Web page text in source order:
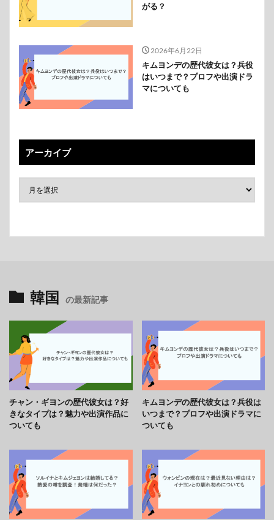
がる？
2026年6月22日
キムヨンデの歴代彼女は？兵役
はいつまで？プロフや出演ドラ
マについても
アーカイブ
韓国 の最新記事
チャン・ギヨンの歴代彼女は？好
きなタイプは？魅力や出演作品に
ついても
キムヨンデの歴代彼女は？兵役は
いつまで？プロフや出演ドラマに
ついても